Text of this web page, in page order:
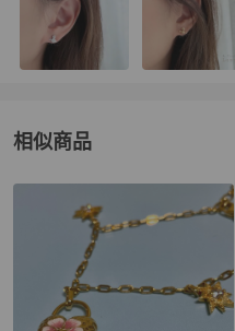
相似商品
更多相似Les Nereides女士配件